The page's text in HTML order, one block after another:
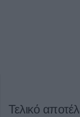
Τελικό